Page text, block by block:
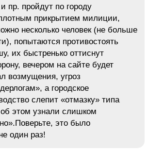
пр. пройдут по городу
прикрытием милиции,
несколько человек (не больше
попытаются противостоять
их быстренько оттиснут
вечером на сайте будет
возмущения, угроз
а городское
слепит «отмазку» типа
этом узнали слишком
это было
один раз!